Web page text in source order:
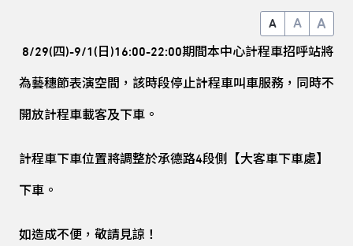
A A A
8/29(四)-9/1(日)16:00-22:00期間本中心計程車招呼站將
為藝穗節表演空間，該時段停止計程車叫車服務，同時不
開放計程車載客及下車。
計程車下車位置將調整於承德路4段側【大客車下車處】
下車。
如造成不便，敬請見諒！